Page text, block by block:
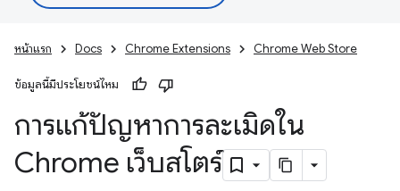
หน้าแรก Docs Chrome Extensions Chrome Web Store
ข้อมูลนี้มีประโยชน์ไหม
การแก้ปัญหาการละเมิดใน
Chrome เว็บสโตร์